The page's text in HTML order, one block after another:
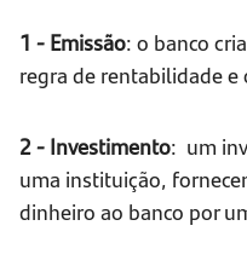
1 - Emissão: o banco
regra de rentabilidade e
2 - Investimento: um
uma instituição,
dinheiro ao banco por